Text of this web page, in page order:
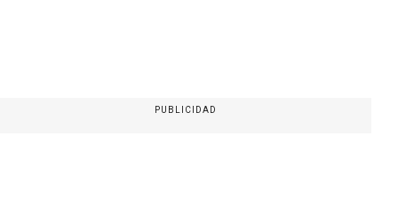
PUBLICIDAD